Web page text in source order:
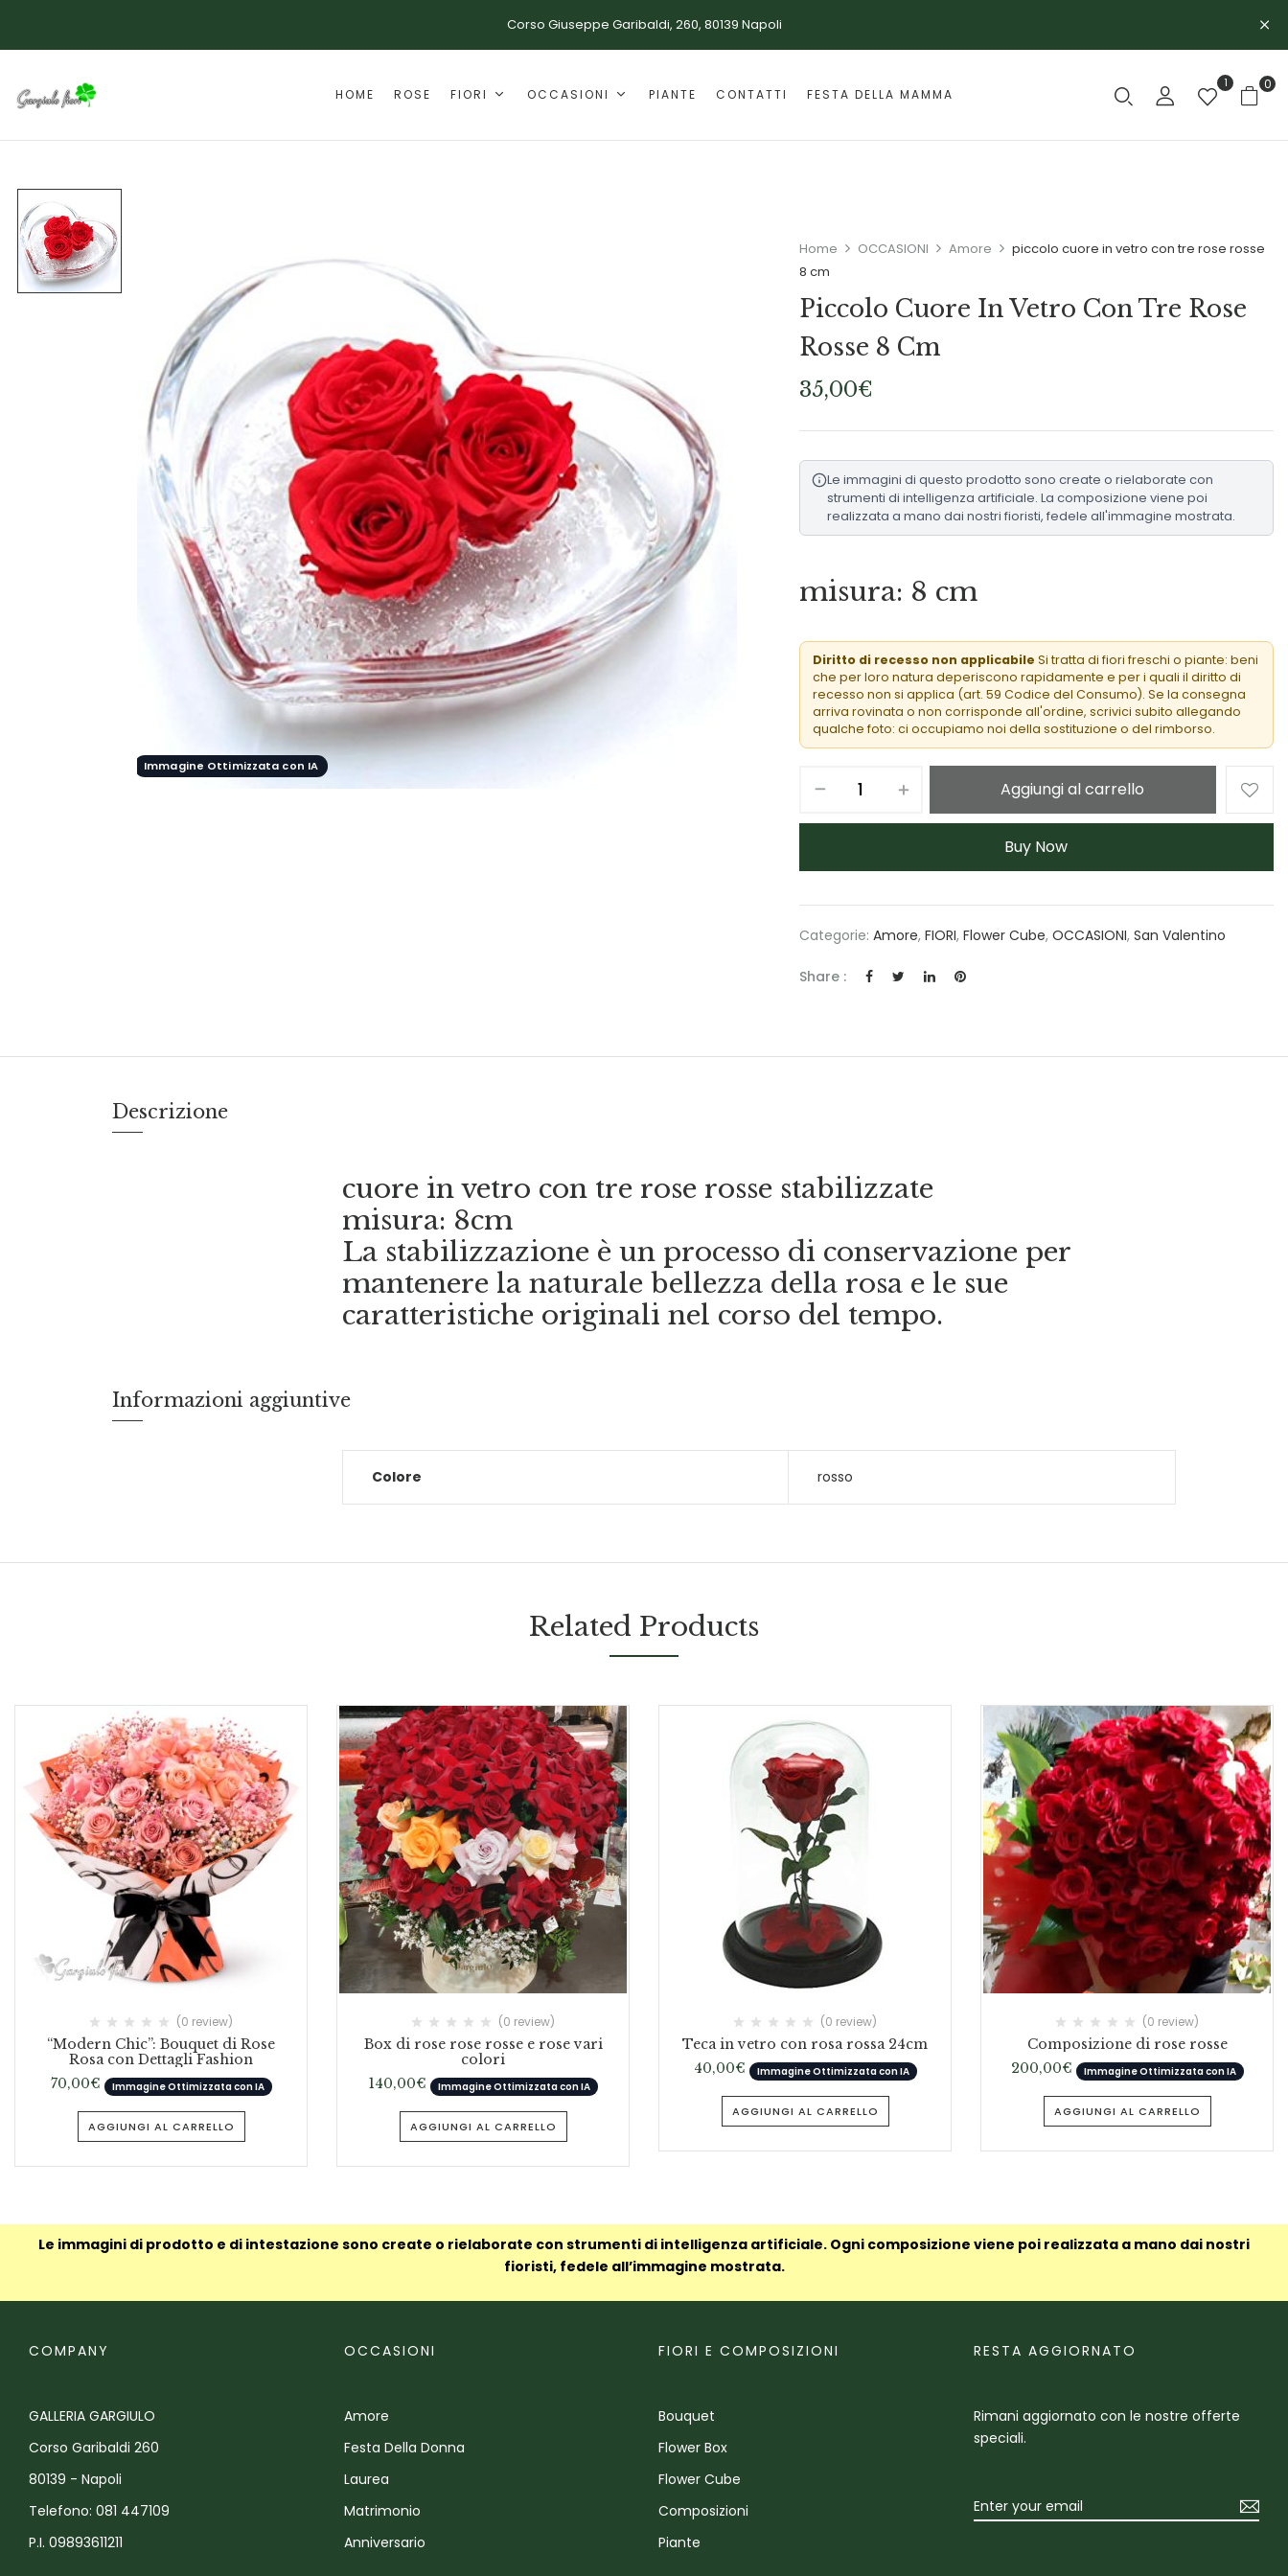
Corso Giuseppe Garibaldi, 260, 80139 Napoli
HOME ROSE FIORI OCCASIONI PIANTE CONTATTI FESTA DELLA MAMMA
1 0
Immagine Ottimizzata con IA
Home OCCASIONI Amore
piccolo cuore in vetro con tre rose rosse
8 cm
Piccolo Cuore In Vetro Con Tre Rose
Rosse 8 Cm
35,00€
Le immagini di questo prodotto sono create o rielaborate con
strumenti di intelligenza artificiale. La composizione viene poi
realizzata a mano dai nostri fioristi, fedele all'immagine mostrata.
misura: 8 cm
Diritto di recesso non applicabile Si tratta di fiori freschi o piante: beni
che per loro natura deperiscono rapidamente e per i quali il diritto di
recesso non si applica (art. 59 Codice del Consumo). Se la consegna
arriva rovinata o non corrisponde all'ordine, scrivici subito allegando
qualche foto: ci occupiamo noi della sostituzione o del rimborso.
Aggiungi al carrello
Buy Now
Categorie: Amore, FIORI, Flower Cube, OCCASIONI, San Valentino
Share :
Descrizione
cuore in vetro con tre rose rosse stabilizzate
misura: 8cm
La stabilizzazione è un processo di conservazione per
mantenere la naturale bellezza della rosa e le sue
caratteristiche originali nel corso del tempo.
Informazioni aggiuntive
Colore rosso
Related Products
(0 review)
“Modern Chic”: Bouquet di Rose
Rosa con Dettagli Fashion
70,00€ Immagine Ottimizzata con IA
AGGIUNGI AL CARRELLO
(0 review)
Box di rose rose rosse e rose vari
colori
140,00€ Immagine Ottimizzata con IA
AGGIUNGI AL CARRELLO
(0 review)
Teca in vetro con rosa rossa 24cm
40,00€ Immagine Ottimizzata con IA
AGGIUNGI AL CARRELLO
(0 review)
Composizione di rose rosse
200,00€ Immagine Ottimizzata con IA
AGGIUNGI AL CARRELLO
Le immagini di prodotto e di intestazione sono create o rielaborate con strumenti di intelligenza artificiale. Ogni composizione viene poi realizzata a mano dai nostri
fioristi, fedele all’immagine mostrata.
COMPANY
GALLERIA GARGIULO
Corso Garibaldi 260
80139 - Napoli
Telefono: 081 447109
P.I. 09893611211
OCCASIONI
Amore
Festa Della Donna
Laurea
Matrimonio
Anniversario
FIORI E COMPOSIZIONI
Bouquet
Flower Box
Flower Cube
Composizioni
Piante
RESTA AGGIORNATO
Rimani aggiornato con le nostre offerte
speciali.